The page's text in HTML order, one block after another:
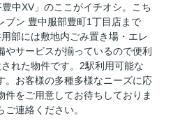
豊中XV」のここがイチオシ。こち
ブン 豊中服部豊町1丁目店まで
部には敷地内ごみ置き場・エレ
やサービスが揃っているので便利
れた物件です。2駅利用可能な
。お客様の多種多様なニーズに応
件をご用意してお待ちしておりま
連絡ください。